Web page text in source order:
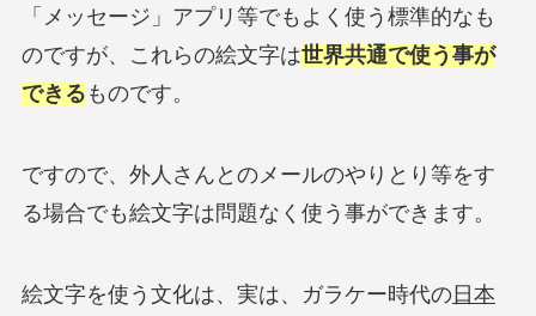
「メッセージ」アプリ等でもよく使う標準的なも
のですが、これらの絵文字は世界共通で使う事が
できる ものです。
ですので、外人さんとのメールのやりとり等をす
る場合でも絵文字は問題なく使う事ができます。
絵文字を使う文化は、実は、ガラケー時代の日本